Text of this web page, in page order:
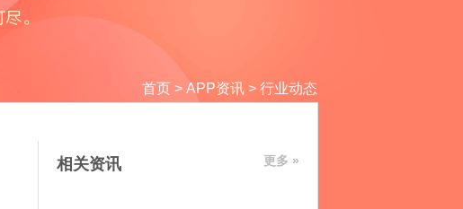
首页 > APP资讯 > 行业动态
相关资讯 更多 »